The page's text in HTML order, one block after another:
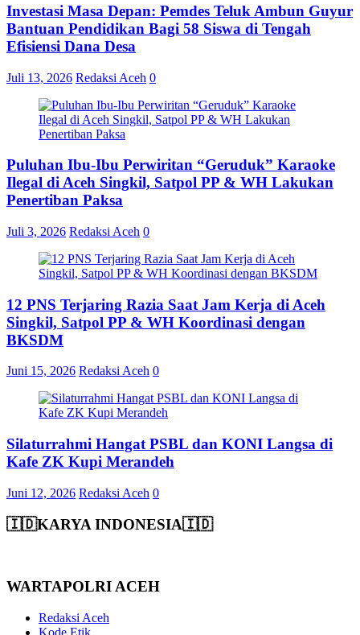
Investasi Masa Depan: Pemdes Teluk Ambun Guyur
Bantuan Pendidikan Bagi 58 Siswa di Tengah
Efisiensi Dana Desa
Juli 13, 2026 Redaksi Aceh 0
Puluhan Ibu-Ibu Perwiritan “Geruduk” Karaoke
Ilegal di Aceh Singkil, Satpol PP & WH Lakukan
Penertiban Paksa
Juli 3, 2026 Redaksi Aceh 0
12 PNS Terjaring Razia Saat Jam Kerja di Aceh
Singkil, Satpol PP & WH Koordinasi dengan
BKSDM
Juni 15, 2026 Redaksi Aceh 0
Silaturrahmi Hangat PSBL dan KONI Langsa di
Kafe ZK Kupi Merandeh
Juni 12, 2026 Redaksi Aceh 0
🇮🇩KARYA INDONESIA🇮🇩
WARTAPOLRI ACEH
Redaksi Aceh
Kode Etik